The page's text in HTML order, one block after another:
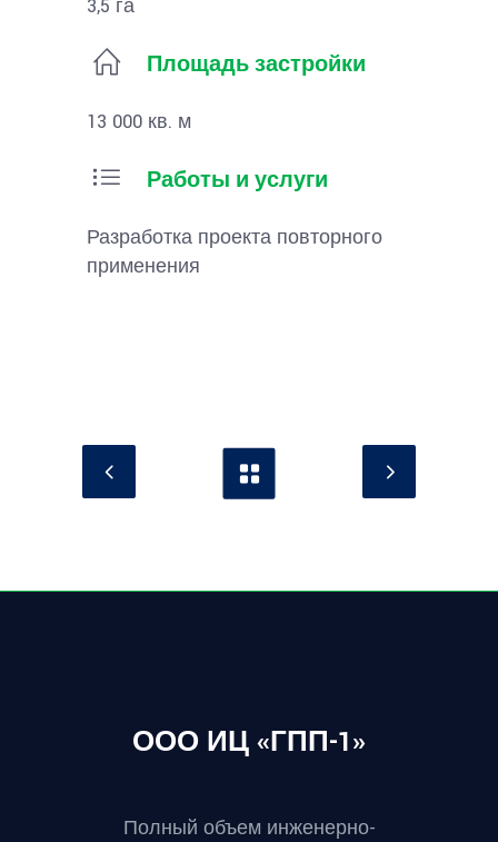
3,5 га
Площадь застройки
13 000 кв. м
Работы и услуги
Разработка проекта повторного
применения
ООО ИЦ «ГПП-1»
Полный объем инженерно-